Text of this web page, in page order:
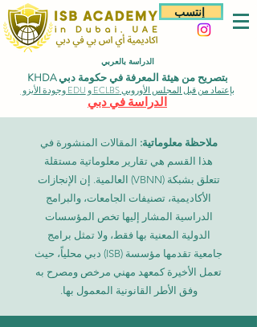
إنتسب
الدراسة بالعربي
بتصريح من هيئة المعرفة في حكومة دبي KHDA
بإعتماد من قبل المجلس الأوروبي ECLBS و EDU وجودة الأيزو
الدراسة في دبي
ملاحظة معلوماتية: المقالات المنشورة في
هذا القسم هي تقارير معلوماتية مستقلة
تتعلق بشبكة (VBNN) العالمية. إن الإنجازات
الأكاديمية، تصنيفات الجامعات، والبرامج
الدراسية المشار إليها تخص المؤسسات
الدولية المعنية بها فقط، ولا تمثل برامج
جامعية تقدمها مؤسسة (ISB) دبي محلياً، حيث
تعمل الأخيرة كمعهد مهني مرخص ومصرح به
وفق الأطر القانونية المعمول بها.